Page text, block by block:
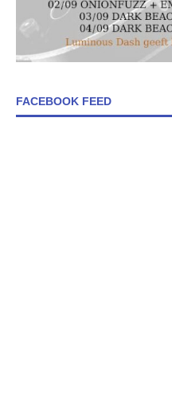
FACEBOOK FEED